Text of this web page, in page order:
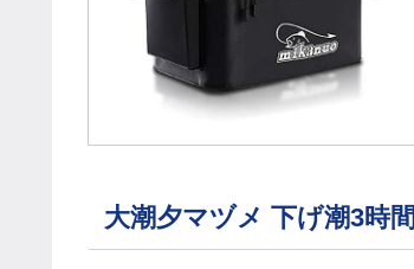
大潮夕マヅメ 下げ潮3時間